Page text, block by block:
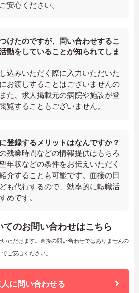
安心ください。
けたのですが、問い合わせするこ
動をしていることが知られてしま
込みいただく際に入力いただいた
お渡しすることはございませんの
た、求人掲載元の病院や施設が登
覧することもございません。
登録するメリットはなんですか？
残業時間などの情報提供はもちろ
年収などの条件をお伝えいただく
介することも可能です。面接の日
も代行するので、効率的に転職活
めです。
てのお問い合わせはこちら
ただけます。直接の問い合わせではありませんの
でご安心ください。
に問い合わせる